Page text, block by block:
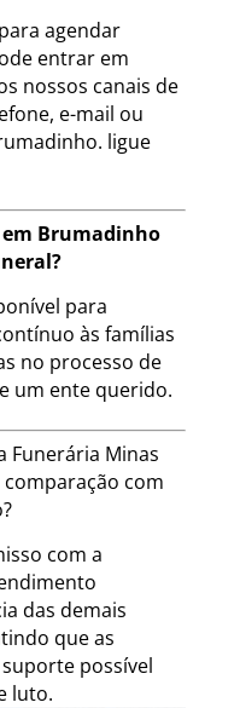
agendar
entrar em
nossos canais de
e-mail ou
ligue
Brumadinho
para
às famílias
no processo de
um ente querido.
Funerária Minas
com
com a
das demais
que as
possível
luto.